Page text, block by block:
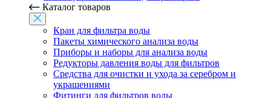
Каталог товаров
Кран для фильтра воды
Пакеты химического анализа воды
Приборы и наборы для анализа воды
Редукторы давления воды для фильтров
Средства для очистки и ухода за серебром и
украшениями
Фитинги для фильтров воды